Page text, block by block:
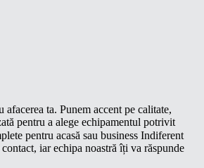
ta. Punem accent pe calitate,
pentru a alege echipamentul potrivit
pentru acasă sau business Indiferent
iar echipa noastră îți va răspunde